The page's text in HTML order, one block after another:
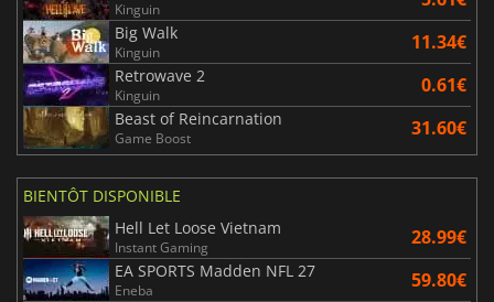
Kinguin
Big Walk
Kinguin 11.34€
Retrowave 2
Kinguin 0.61€
Beast of Reincarnation
Game Boost 31.60€
BIENTÔT DISPONIBLE
Hell Let Loose Vietnam
Instant Gaming 28.99€
EA SPORTS Madden NFL 27
Eneba 59.80€